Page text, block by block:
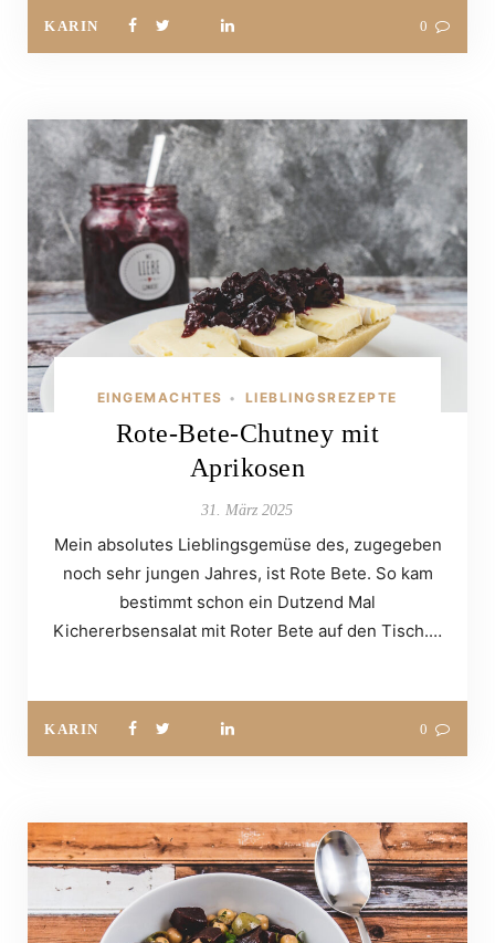
KARIN 0
EINGEMACHTES • LIEBLINGSREZEPTE
Rote-Bete-Chutney mit
Aprikosen
31. März 2025
Mein absolutes Lieblingsgemüse des, zugegeben
noch sehr jungen Jahres, ist Rote Bete. So kam
bestimmt schon ein Dutzend Mal
Kichererbsensalat mit Roter Bete auf den Tisch.…
KARIN 0